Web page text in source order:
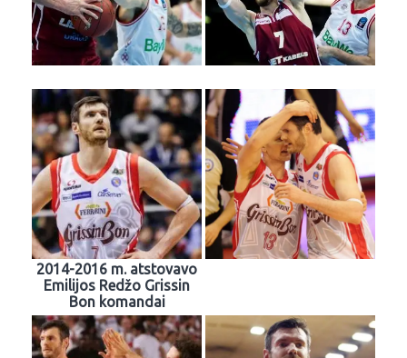
2014-2016 m. atstovavo
Emilijos Redžo Grissin
Bon komandai